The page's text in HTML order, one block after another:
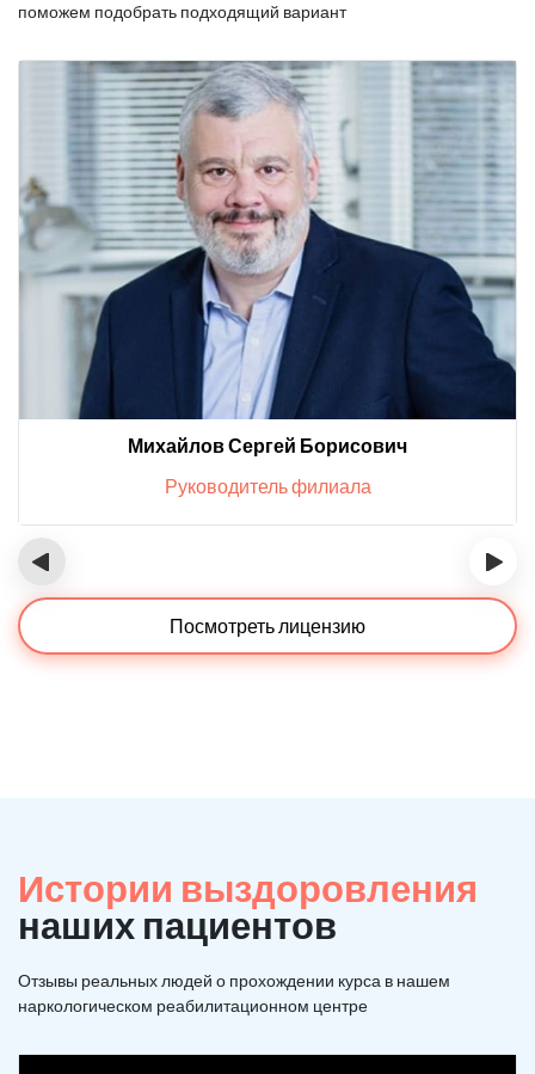
поможем подобрать подходящий вариант
Михайлов Сергей Борисович
Руководитель филиала
‹ ›
Посмотреть лицензию
Истории выздоровления
наших пациентов
Отзывы реальных людей о прохождении курса в нашем
наркологическом реабилитационном центре